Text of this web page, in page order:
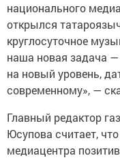
национального
открылся
круглосуточное
наша новая задача
на новый уровень,
современному», —
Главный редактор
Юсупова считает,
медиацентра